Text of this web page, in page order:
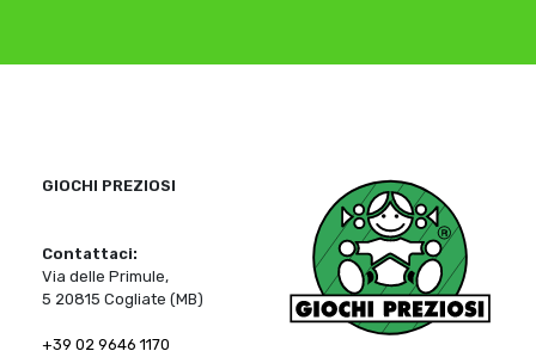
GIOCHI PREZIOSI
Contattaci:
Via delle Primule,
5 20815 Cogliate (MB)
+39 02 9646 1170